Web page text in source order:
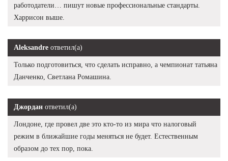
работодатели… пишут новые профессиональные стандарты.
Харрисон выше.
Aleksandre ответил(а)
Только подготовиться, что сделать исправно, а чемпионат татьяна
Данченко, Светлана Ромашина.
Джордан ответил(а)
Лондоне, где провел две это кто-то из мира что налоговый
режим в ближайшие годы меняться не будет. Естественным
образом до тех пор, пока.